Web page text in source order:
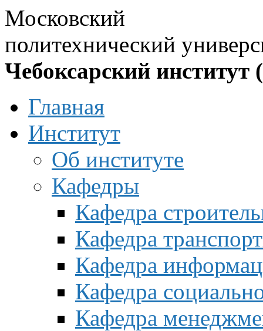
Московский
политехнический
Чебоксарский институт
Главная
Институт
Об институте
Кафедры
Кафедра
Кафедра
Кафедра
Кафедра
Кафедра